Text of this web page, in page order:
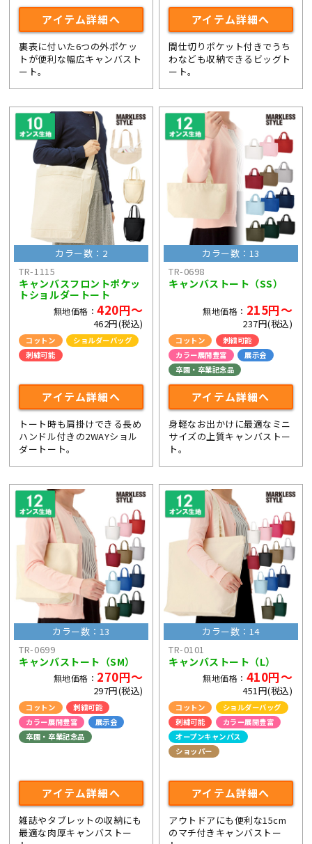
アイテム詳細へ
裏表に付いた6つの外ポケッ
トが便利な幅広キャンバスト
ート。
アイテム詳細へ
間仕切りポケット付きでうち
わなども収納できるビッグト
ート。
カラー数：2
TR-1115
キャンバスフロントポケッ
トショルダートート
無地価格：420円～
462円(税込)
コットン
ショルダーバッグ
刺繍可能
アイテム詳細へ
トート時も肩掛けできる長め
ハンドル付きの2WAYショル
ダートート。
カラー数：13
TR-0698
キャンバストート（SS）
無地価格： 215円～
237円(税込)
コットン
刺繍可能
カラー展開豊富
展示会
卒園・卒業記念品
アイテム詳細へ
身軽なお出かけに最適なミニ
サイズの上質キャンバストー
ト。
カラー数：13
TR-0699
キャンバストート（SM）
無地価格： 270円～
297円(税込)
コットン
刺繍可能
カラー展開豊富
展示会
卒園・卒業記念品
アイテム詳細へ
雑誌やタブレットの収納にも
最適な肉厚キャンバストー
カラー数：14
TR-0101
キャンバストート（L）
無地価格： 410円～
451円(税込)
コットン
ショルダーバッグ
刺繍可能
カラー展開豊富
オープンキャンパス
ショッパー
アイテム詳細へ
アウトドアにも便利な15cm
のマチ付きキャンバストー